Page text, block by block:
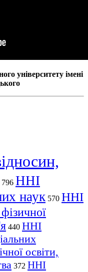
університету імені
796 ННІ
наук 570 ННІ
440 ННІ
освіти,
372 ННІ